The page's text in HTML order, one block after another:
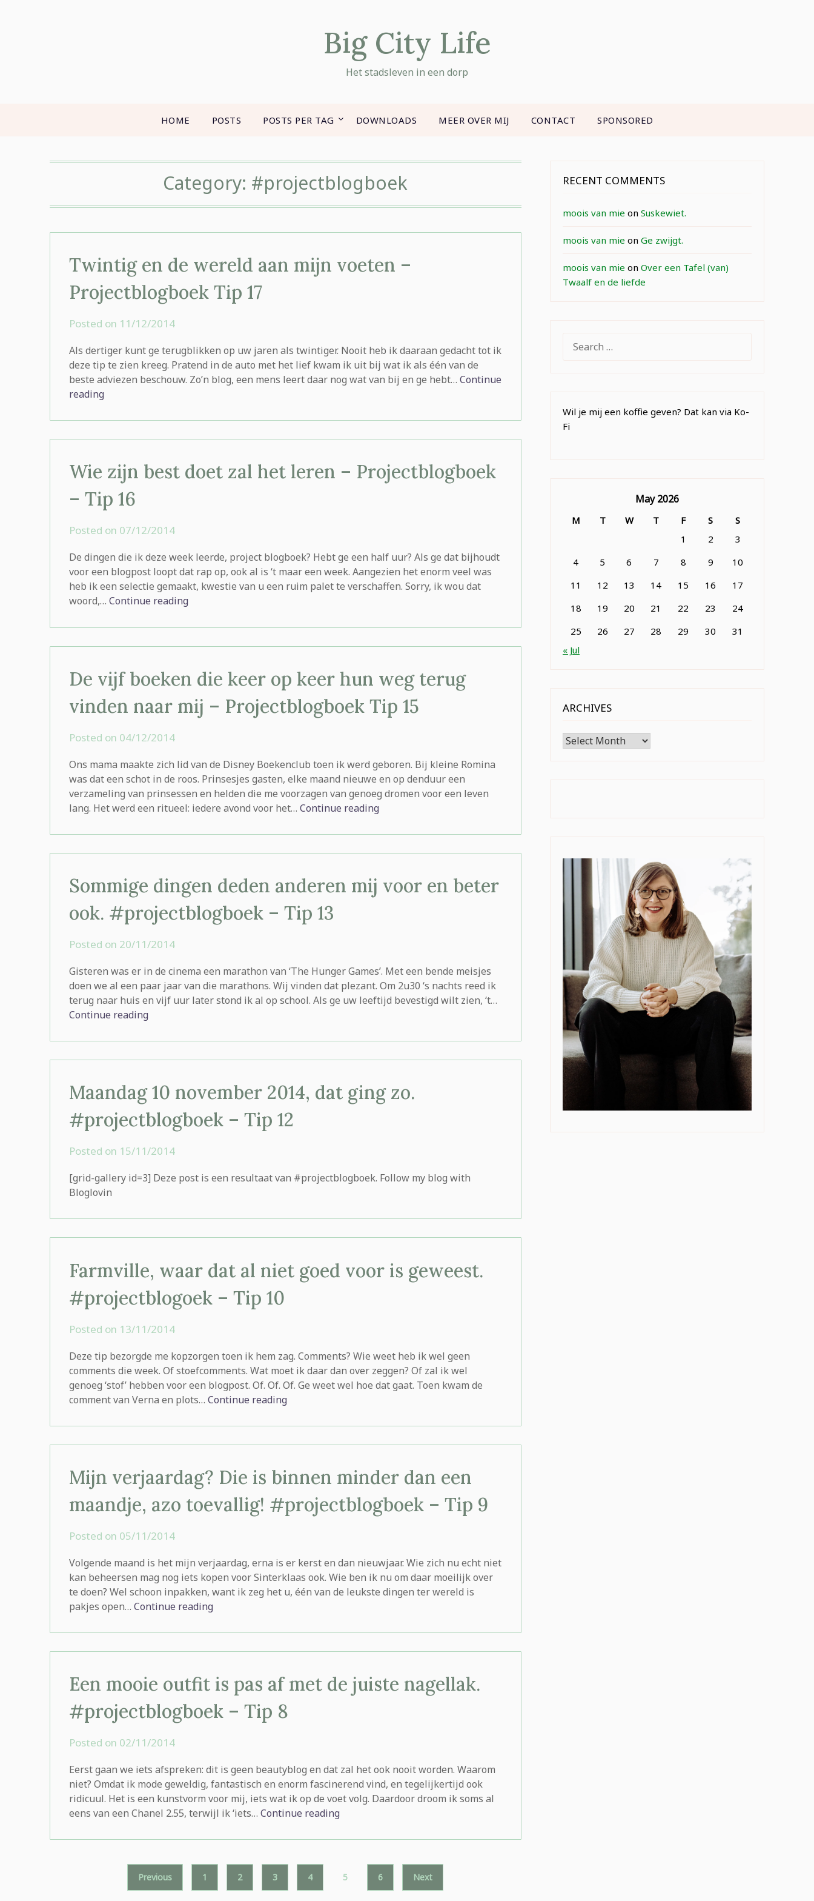
Big City Life
Het stadsleven in een dorp
HOME POSTS POSTS PER TAG DOWNLOADS MEER OVER MIJ CONTACT SPONSORED
Category: #projectblogboek
Twintig en de wereld aan mijn voeten –
Projectblogboek Tip 17
Posted on 11/12/2014
Als dertiger kunt ge terugblikken op uw jaren als twintiger. Nooit heb ik daaraan gedacht tot ik
deze tip te zien kreeg. Pratend in de auto met het lief kwam ik uit bij wat ik als één van de
beste adviezen beschouw. Zo’n blog, een mens leert daar nog wat van bij en ge hebt…Continue
reading
Wie zijn best doet zal het leren – Projectblogboek
– Tip 16
Posted on 07/12/2014
De dingen die ik deze week leerde, project blogboek? Hebt ge een half uur? Als ge dat bijhoudt
voor een blogpost loopt dat rap op, ook al is ‘t maar een week. Aangezien het enorm veel was
heb ik een selectie gemaakt, kwestie van u een ruim palet te verschaffen. Sorry, ik wou dat
woord,…Continue reading
De vijf boeken die keer op keer hun weg terug
vinden naar mij – Projectblogboek Tip 15
Posted on 04/12/2014
Ons mama maakte zich lid van de Disney Boekenclub toen ik werd geboren. Bij kleine Romina
was dat een schot in de roos. Prinsesjes gasten, elke maand nieuwe en op denduur een
verzameling van prinsessen en helden die me voorzagen van genoeg dromen voor een leven
lang. Het werd een ritueel: iedere avond voor het…Continue reading
Sommige dingen deden anderen mij voor en beter
ook. #projectblogboek – Tip 13
Posted on 20/11/2014
Gisteren was er in de cinema een marathon van ‘The Hunger Games’. Met een bende meisjes
doen we al een paar jaar van die marathons. Wij vinden dat plezant. Om 2u30 ‘s nachts reed ik
terug naar huis en vijf uur later stond ik al op school. Als ge uw leeftijd bevestigd wilt zien, ‘t…
Continue reading
Maandag 10 november 2014, dat ging zo.
#projectblogboek – Tip 12
Posted on 15/11/2014
[grid-gallery id=3] Deze post is een resultaat van #projectblogboek. Follow my blog with
Bloglovin
Farmville, waar dat al niet goed voor is geweest.
#projectblogoek – Tip 10
Posted on 13/11/2014
Deze tip bezorgde me kopzorgen toen ik hem zag. Comments? Wie weet heb ik wel geen
comments die week. Of stoefcomments. Wat moet ik daar dan over zeggen? Of zal ik wel
genoeg ‘stof’ hebben voor een blogpost. Of. Of. Of. Ge weet wel hoe dat gaat. Toen kwam de
comment van Verna en plots…Continue reading
Mijn verjaardag? Die is binnen minder dan een
maandje, azo toevallig! #projectblogboek – Tip 9
Posted on 05/11/2014
Volgende maand is het mijn verjaardag, erna is er kerst en dan nieuwjaar. Wie zich nu echt niet
kan beheersen mag nog iets kopen voor Sinterklaas ook. Wie ben ik nu om daar moeilijk over
te doen? Wel schoon inpakken, want ik zeg het u, één van de leukste dingen ter wereld is
pakjes open…Continue reading
Een mooie outfit is pas af met de juiste nagellak.
#projectblogboek – Tip 8
Posted on 02/11/2014
Eerst gaan we iets afspreken: dit is geen beautyblog en dat zal het ook nooit worden. Waarom
niet? Omdat ik mode geweldig, fantastisch en enorm fascinerend vind, en tegelijkertijd ook
ridicuul. Het is een kunstvorm voor mij, iets wat ik op de voet volg. Daardoor droom ik soms al
eens van een Chanel 2.55, terwijl ik ‘iets…Continue reading
Previous 1 2 3 4 5 6 Next
RECENT COMMENTS
moois van mie on Suskewiet.
moois van mie on Ge zwijgt.
moois van mie on Over een Tafel (van)
Twaalf en de liefde
FOR:
Wil je mij een koffie geven? Dat kan via Ko-
Fi
May 2026
M T W T F S
S
1
2
3
4
5 6 7 8 9
10
11
12 13 14 15 16
17
18
19 20 21 22 23
24
25
26 27 28 29 30
31
« Jul
ARCHIVES
Archives